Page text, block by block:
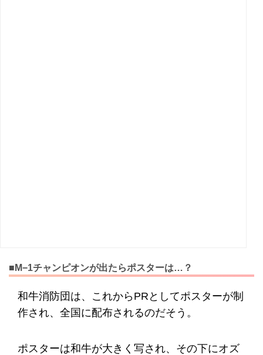
■M−1チャンピオンが出たらポスターは…？
和牛消防団は、これからPRとしてポスターが制
作され、全国に配布されるのだそう。
ポスターは和牛が大きく写され、その下にオズ